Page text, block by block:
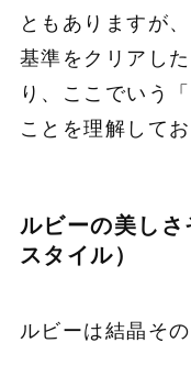
ともありますが
基準をクリアし
り、ここでいう
ことを理解して
ルビーの美し
スタイル）
ルビーは結晶そ